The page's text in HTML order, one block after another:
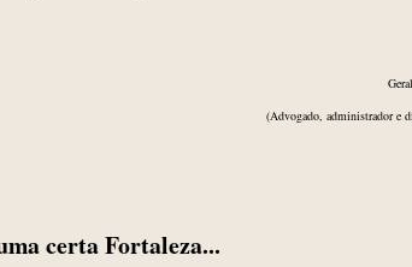
(Advogado, administrador e
certa Fortaleza...